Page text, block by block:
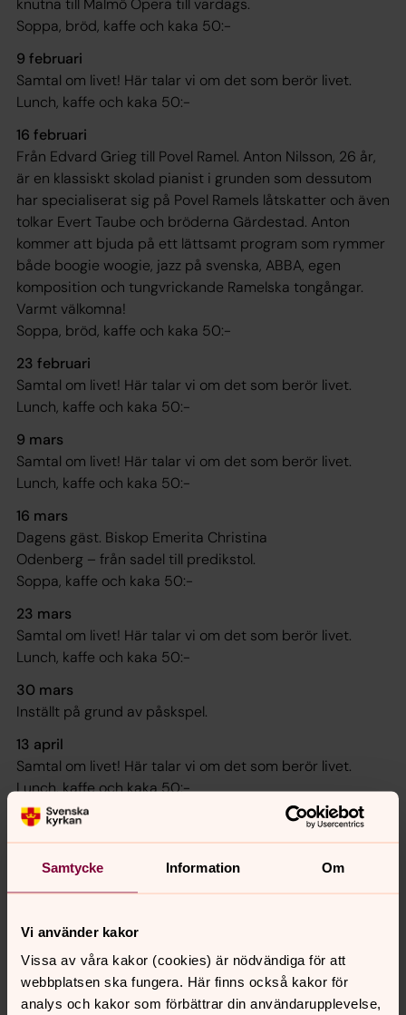
Samtycke Information Om
Vi använder kakor
Vissa av våra kakor (cookies) är nödvändiga för att
webbplatsen ska fungera. Här finns också kakor för
analys och kakor som förbättrar din användarupplevelse,
Soppa, bröd, kaffe och kaka 50:-
9 februari
Samtal om livet! Här talar vi om det som berör livet.
Lunch, kaffe och kaka 50:-
16 februari
Från Edvard Grieg till Povel Ramel. Anton Nilsson, 26 år,
är en klassiskt skolad pianist i grunden som dessutom
har specialiserat sig på Povel Ramels låtskatter och även
tolkar Evert Taube och bröderna Gärdestad. Anton
kommer att bjuda på ett lättsamt program som rymmer
både boogie woogie, jazz på svenska, ABBA, egen
komposition och tungvrickande Ramelska tongångar.
Varmt välkomna!
Soppa, bröd, kaffe och kaka 50:-
23 februari
Samtal om livet! Här talar vi om det som berör livet.
Lunch, kaffe och kaka 50:-
9 mars
Samtal om livet! Här talar vi om det som berör livet.
Lunch, kaffe och kaka 50:-
16 mars
Dagens gäst. Biskop Emerita Christina
Odenberg – från sadel till predikstol.
Soppa, kaffe och kaka 50:-
23 mars
Samtal om livet! Här talar vi om det som berör livet.
Lunch, kaffe och kaka 50:-
30 mars
Inställt på grund av påskspel.
13 april
Samtal om livet! Här talar vi om det som berör livet.
Lunch, kaffe och kaka 50:-
20 april
Program utlyses senare.
Soppa, bröd, kaffe och kaka 50:-
27 April
Lunch, kaffe och kaka 50:-
11 maj
Samtal om livet! Här talar vi om det som berör livet.